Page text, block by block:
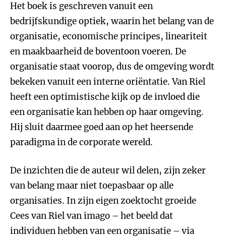
Het boek is geschreven vanuit een
bedrijfskundige optiek, waarin het belang van de
organisatie, economische principes, lineariteit
en maakbaarheid de boventoon voeren. De
organisatie staat voorop, dus de omgeving wordt
bekeken vanuit een interne oriëntatie. Van Riel
heeft een optimistische kijk op de invloed die
een organisatie kan hebben op haar omgeving.
Hij sluit daarmee goed aan op het heersende
paradigma in de corporate wereld.
De inzichten die de auteur wil delen, zijn zeker
van belang maar niet toepasbaar op alle
organisaties. In zijn eigen zoektocht groeide
Cees van Riel van imago – het beeld dat
individuen hebben van een organisatie – via